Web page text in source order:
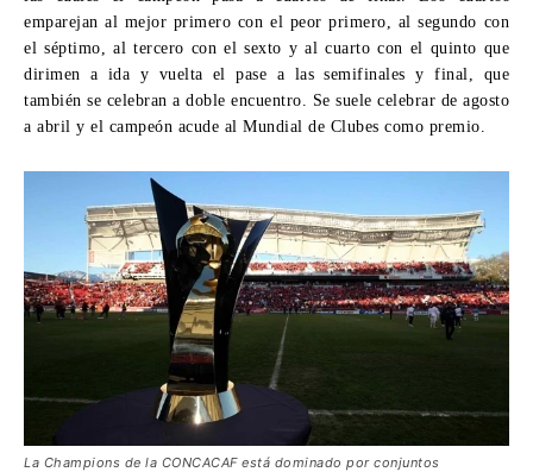
emparejan al mejor primero con el peor primero, al segundo con
el séptimo, al tercero con el sexto y al cuarto con el quinto que
dirimen a ida y vuelta el pase a las semifinales y final, que
también se celebran a doble encuentro. Se suele celebrar de agosto
a abril y el campeón acude al Mundial de Clubes como premio.
La Champions de la CONCACAF está dominado por conjuntos